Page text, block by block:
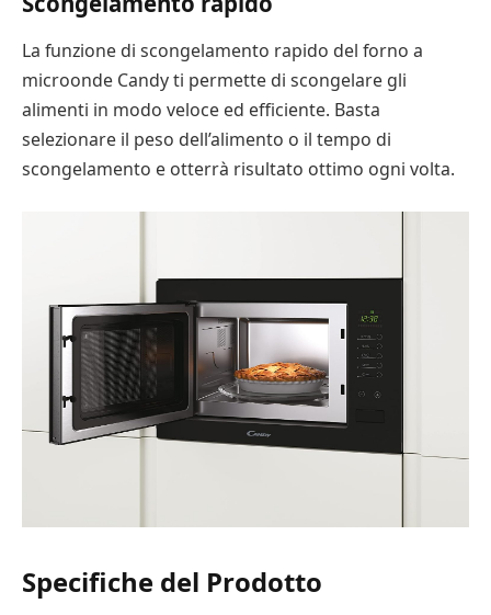
La funzione di scongelamento rapido del forno a
microonde Candy ti permette di scongelare gli
alimenti in modo veloce ed efficiente. Basta
selezionare il peso dell’alimento o il tempo di
scongelamento e otterrà risultato ottimo ogni volta.
Specifiche del Prodotto